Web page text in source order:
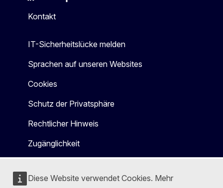
Diese Website verwendet Cookies. Mehr
Kontakt
IT-Sicherheitslücke melden
Sprachen auf unseren Websites
Cookies
Schutz der Privatsphäre
Rechtlicher Hinweis
Zugänglichkeit